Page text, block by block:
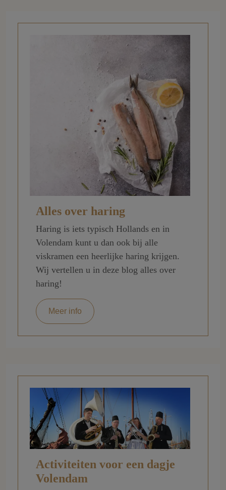
Alles over haring
Haring is iets typisch Hollands en in
Volendam kunt u dan ook bij alle
viskramen een heerlijke haring krijgen.
Wij vertellen u in deze blog alles over
haring!
Meer info
Activiteiten voor een dagje
Volendam